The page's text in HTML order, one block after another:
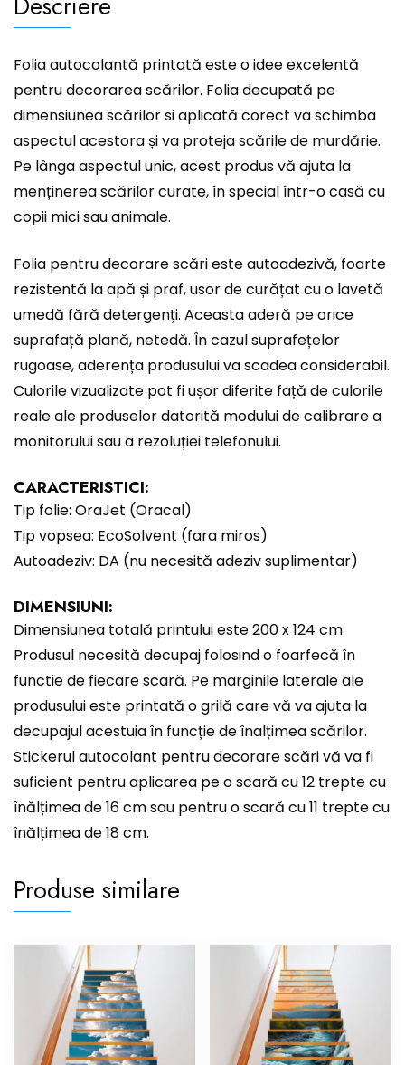
Folia autocolantă printată este o idee excelentă
pentru decorarea scărilor. Folia decupată pe
dimensiunea scărilor si aplicată corect va schimba
aspectul acestora și va proteja scările de murdărie.
Pe lânga aspectul unic, acest produs vă ajuta la
menținerea scărilor curate, în special într-o casă cu
copii mici sau animale.
Folia pentru decorare scări este autoadezivă, foarte
rezistentă la apă și praf, usor de curățat cu o lavetă
umedă fără detergenți. Aceasta aderă pe orice
suprafață plană, netedă. În cazul suprafețelor
rugoase, aderența produsului va scadea considerabil.
Culorile vizualizate pot fi ușor diferite față de culorile
reale ale produselor datorită modului de calibrare a
monitorului sau a rezoluției telefonului.
CARACTERISTICI:
Tip folie: OraJet (Oracal)
Tip vopsea: EcoSolvent (fara miros)
Autoadeziv: DA (nu necesită adeziv suplimentar)
DIMENSIUNI:
Dimensiunea totală printului este 200 x 124 cm
Produsul necesită decupaj folosind o foarfecă în
functie de fiecare scară. Pe marginile laterale ale
produsului este printată o grilă care vă va ajuta la
decupajul acestuia în funcție de înalțimea scărilor.
Stickerul autocolant pentru decorare scări vă va fi
suficient pentru aplicarea pe o scară cu 12 trepte cu
înălțimea de 16 cm sau pentru o scară cu 11 trepte cu
înălțimea de 18 cm.
Produse similare